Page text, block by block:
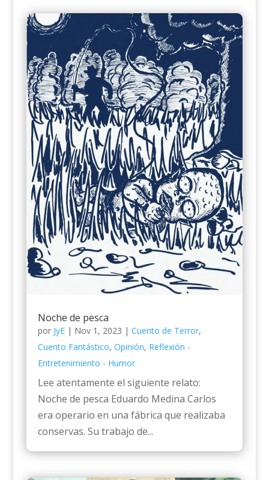
Noche de pesca
por JyE| Nov 1, 2023 | Cuento de Terror,
Cuento Fantástico, Opinión, Reflexión -
Entretenimiento - Humor
Lee atentamente el siguiente relato:
Noche de pesca Eduardo Medina Carlos
era operario en una fábrica que realizaba
conservas. Su trabajo de...